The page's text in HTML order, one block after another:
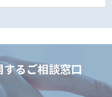
るご相談窓口